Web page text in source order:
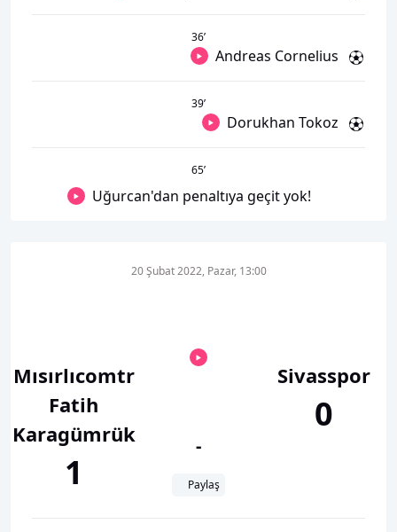
36’
Andreas Cornelius
39’
Dorukhan Tokoz
65’
Uğurcan'dan penaltıya geçit yok!
Mısırlıcomtr
Fatih
Karagümrük
1
20 Şubat 2022, Pazar, 13:00
-
Paylaş
Sivasspor
0